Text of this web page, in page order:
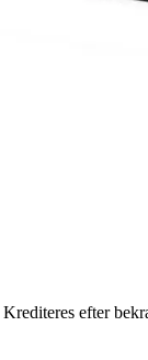
Krediteres efter